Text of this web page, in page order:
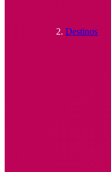
Destinos